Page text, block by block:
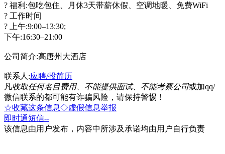
? 福利:包吃包住、月休3天带薪休假、空调地暖、免费WiFi
? 工作时间
? 上午:9:00–13:30;
下午:16:30–21:00
公司简介:高唐州大酒店
联系人:应聘/投简历
凡收取任何名目费用、不能提供面试、不能考察公司或加qq/
微信联系的都可能有诈骗风险，请保持警惕！
☆收藏这条信息◇虚假信息举报
即时通短信--
该信息由用户发布，内容中所涉及承诺均由用户自行负责